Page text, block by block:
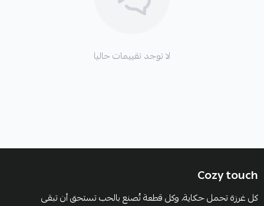
لا توجد تقييمات حاليا
Cozy touch
كل غرزة تحمل حكاية، وكل قطعة تُصنع بالحب تستحق أن تبقى